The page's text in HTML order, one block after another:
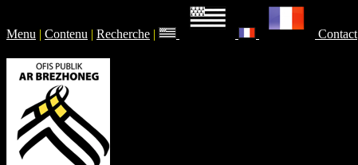
Menu | Contenu | Recherche | Contact